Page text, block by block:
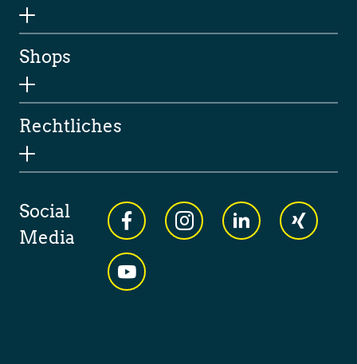
Shops
Rechtliches
Social
Media